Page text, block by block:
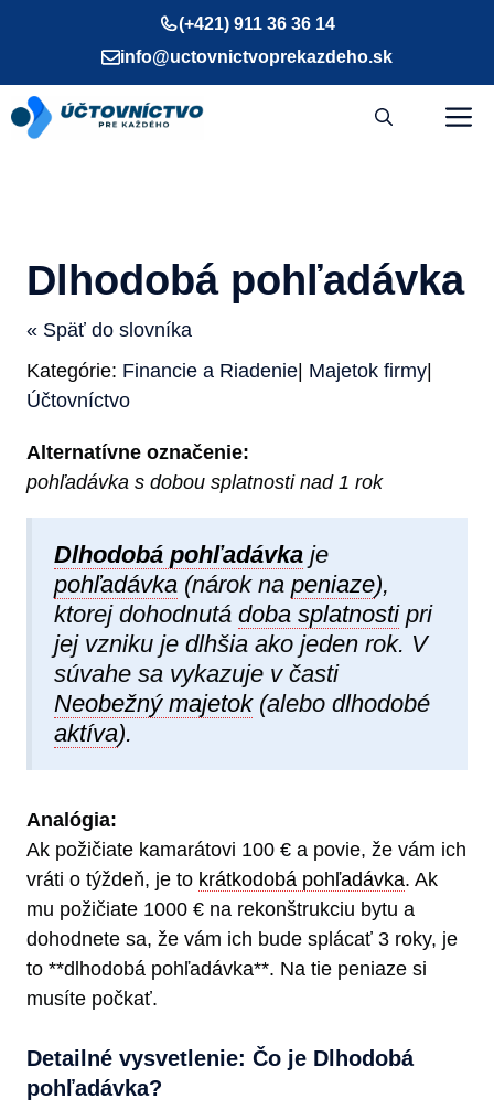
(+421) 911 36 36 14
info@uctovnictvoprekazdeho.sk
Dlhodobá pohľadávka
« Späť do slovníka
Kategórie: Financie a Riadenie| Majetok firmy|
Účtovníctvo
Alternatívne označenie:
pohľadávka s dobou splatnosti nad 1 rok
Dlhodobá pohľadávka je
pohľadávka (nárok na peniaze),
ktorej dohodnutá doba splatnostipri
jej vzniku je dlhšia ako jeden rok. V
súvahe sa vykazuje v časti
Neobežný majetok(alebo dlhodobé
aktíva).
Analógia:
Ak požičiate kamarátovi 100 € a povie, že vám ich
vráti o týždeň, je to krátkodobá pohľadávka. Ak
mu požičiate 1000 € na rekonštrukciu bytu a
dohodnete sa, že vám ich bude splácať 3 roky, je
to **dlhodobá pohľadávka**. Na tie peniaze si
musíte počkať.
Detailné vysvetlenie: Čo je Dlhodobá
pohľadávka?